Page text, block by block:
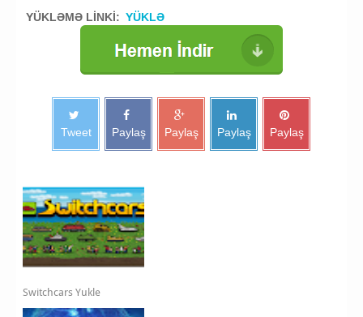
YÜKLƏMƏ LİNKİ: YÜKLƏ
Tweet Paylaş Paylaş Paylaş Paylaş
Switchcars Yukle